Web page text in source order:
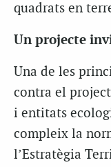
quadrats en
Un projecte
Una de les
contra el
i entitats
compleix la
l’Estratègia